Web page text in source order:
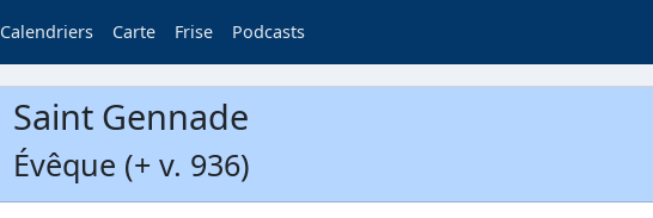
Calendriers Carte Frise Podcasts
Saint Gennade
Évêque (+ v. 936)